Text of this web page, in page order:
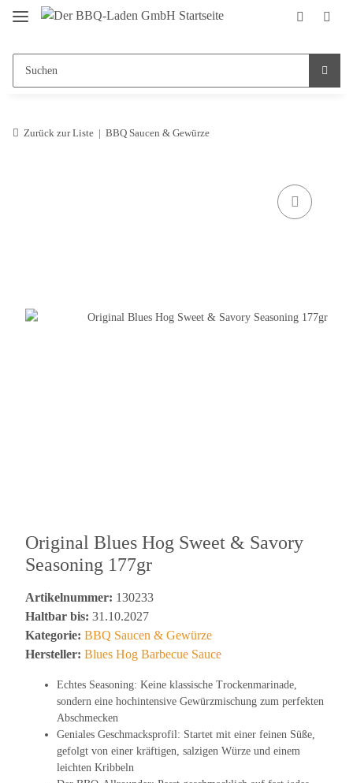
Zurück zur Liste BBQ Saucen & Gewürze
Original Blues Hog Sweet & Savory
Seasoning 177gr
Artikelnummer: 130233
Haltbar bis: 31.10.2027
Kategorie: BBQ Saucen & Gewürze
Hersteller: Blues Hog Barbecue Sauce
Echtes Seasoning: Keine klassische Trockenmarinade,
sondern eine hochintensive Gewürzmischung zum perfekten
Abschmecken
Geniales Geschmacksprofil: Startet mit einer feinen Süße,
gefolgt von einer kräftigen, salzigen Würze und einem
leichten Kribbeln